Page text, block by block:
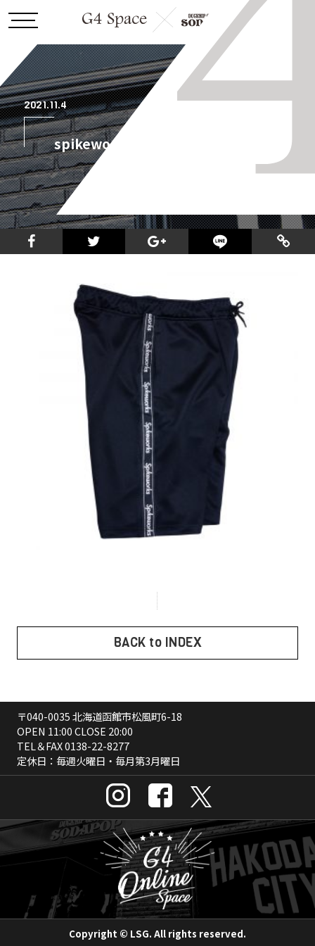
2021.11.4
spikeworks_pants_2_1000.jpg
BACK to INDEX
〒040-0035 北海道函館市松風町6-18
OPEN 11:00 CLOSE 20:00
TEL＆FAX0138-22-8277
定休日：毎週火曜日・毎月第3月曜日
Copyright © LSG. All rights reserved.